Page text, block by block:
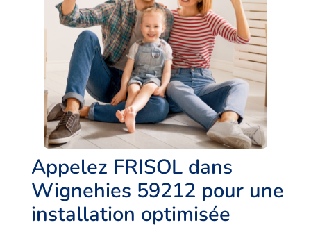
Appelez FRISOL dans
Wignehies 59212 pour une
installation optimisée